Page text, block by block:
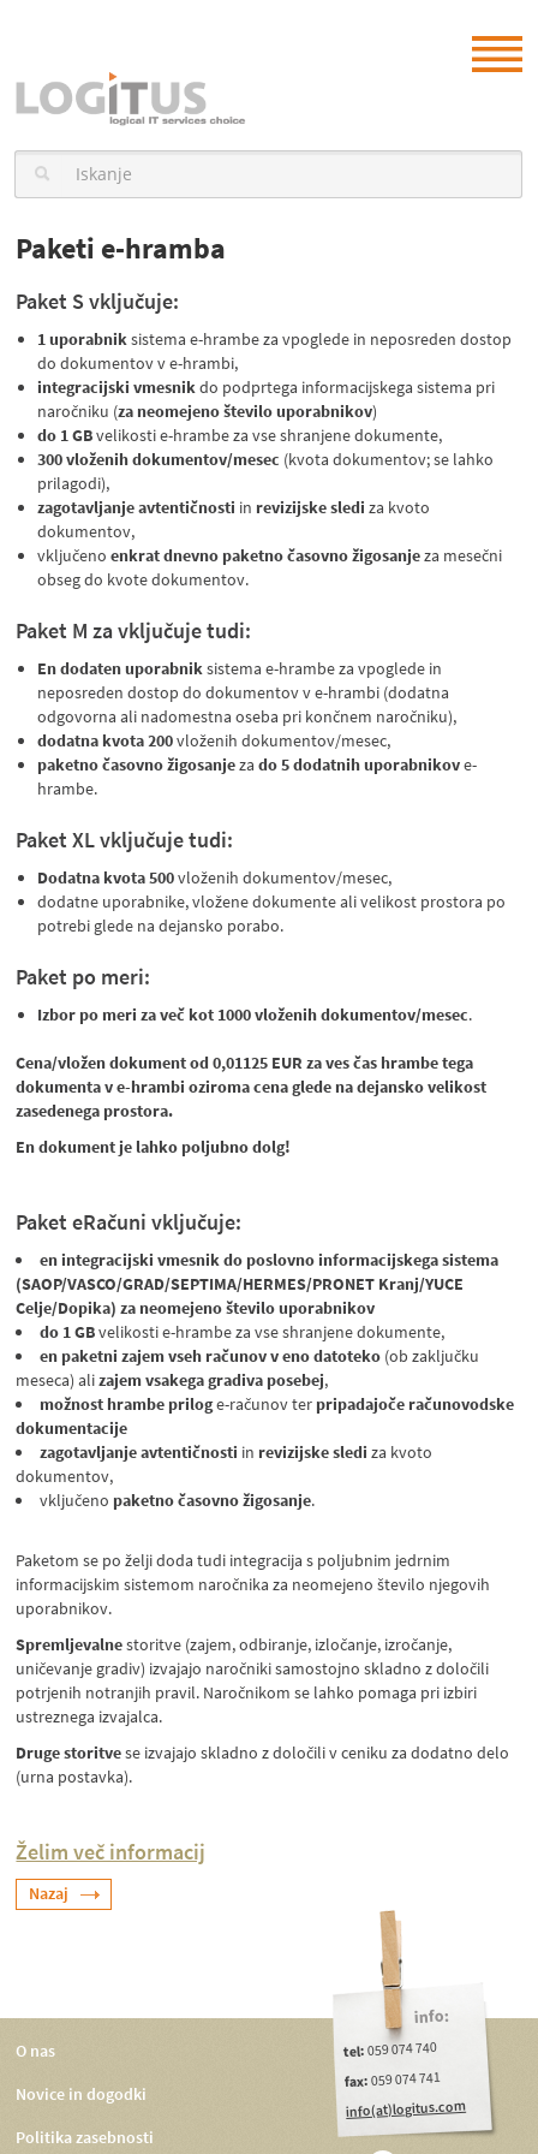
Paketi e-hramba
Paket S vključuje:
1 uporabniksistema e-hrambe za vpoglede in neposreden dostop
do dokumentov v e-hrambi,
integracijski vmesnikdo podprtega informacijskega sistema pri
naročniku (za neomejeno število uporabnikov)
do 1 GBvelikosti e-hrambe za vse shranjene dokumente,
300 vloženih dokumentov/mesec (kvota dokumentov; se lahko
prilagodi),
zagotavljanje avtentičnosti in revizijske sledi za kvoto
dokumentov,
vključenoenkrat dnevno paketno časovno žigosanjeza mesečni
obseg do kvote dokumentov.
Paket M za vključuje tudi:
En dodaten uporabniksistema e-hrambe za vpoglede in
neposreden dostop do dokumentov v e-hrambi (dodatna
odgovorna ali nadomestna oseba pri končnem naročniku),
dodatna kvota 200vloženih dokumentov/mesec,
paketno časovno žigosanjeza do 5 dodatnih uporabnikove-
hrambe.
Paket XL vključuje tudi:
Dodatna kvota 500vloženih dokumentov/mesec,
dodatne uporabnike, vložene dokumente ali velikost prostora po
potrebi glede na dejansko porabo.
Paket po meri:
Izbor po meri za več kot 1000 vloženih dokumentov/mesec.
Cena/vložen dokument od 0,01125 EUR za ves čas hrambe tega
dokumenta v e-hrambi oziroma cena glede na dejansko velikost
zasedenega prostora.
En dokument je lahko poljubno dolg!
Paket eRačuni vključuje:
en integracijski vmesnik do poslovno informacijskega sistema
(SAOP/VASCO/GRAD/SEPTIMA/HERMES/PRONET Kranj/YUCE
Celje/Dopika) za neomejeno število uporabnikov
do 1 GBvelikosti e-hrambe za vse shranjene dokumente,
en paketni zajem vseh računov v eno datoteko (ob zaključku
meseca) alizajem vsakega gradiva posebej,
možnost hrambe priloge-računov ter pripadajoče računovodske
dokumentacije
zagotavljanje avtentičnosti in revizijske sledi za kvoto
dokumentov,
vključeno paketno časovno žigosanje.
Paketom se po želji doda tudi integracija s poljubnim jedrnim
informacijskim sistemom naročnika za neomejeno število njegovih
uporabnikov.
Spremljevalnestoritve (zajem, odbiranje, izločanje, izročanje,
uničevanje gradiv) izvajajo naročniki samostojno skladno z določili
potrjenih notranjih pravil. Naročnikom se lahko pomaga pri izbiri
ustreznega izvajalca.
Druge storitvese izvajajo skladno z določili v ceniku za dodatno delo
(urna postavka).
Želim več informacij
Nazaj
info:
tel:059 074 740
fax:059 074 741
info(at)logitus.com
O nas
Novice in dogodki
Politika zasebnosti